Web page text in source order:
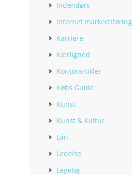
Indendørs
Internet markedsføring
Karriere
Kærlighed
Kontorartikler
Købs Guide
Kunst
Kunst & Kultur
Lån
Ledelse
Legetøj